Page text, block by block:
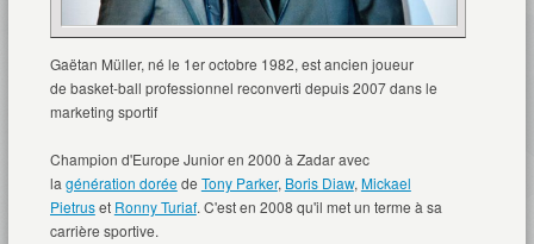
Gaëtan Müller, né le 1eroctobre 1982, est ancien joueur
de basket-ball professionnel reconverti depuis 2007 dans le
marketing sportif
Champion d'Europe Junior en 2000 à Zadar avec
la génération doréede Tony Parker, Boris Diaw, Mickael
Pietruset Ronny Turiaf. C'est en 2008 qu'il met un terme à sa
carrière sportive.